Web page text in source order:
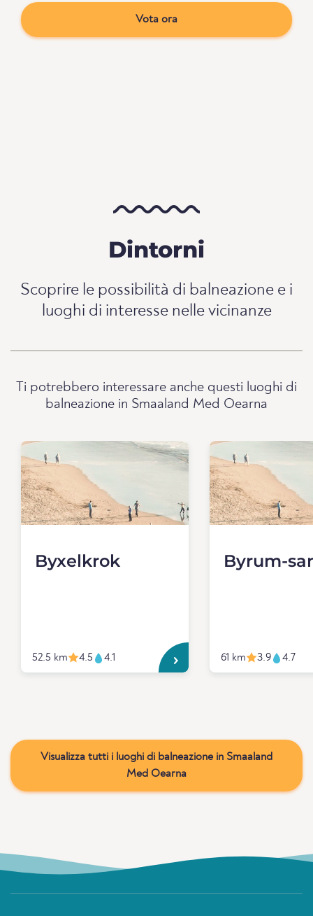
Vota ora
Dintorni
Scoprire le possibilità di balneazione e i
luoghi di interesse nelle vicinanze
Ti potrebbero interessare anche questi luoghi di
balneazione in Smaaland Med Oearna
Byxelkrok
52.5 km 4.5 4.1
Byrum-
61 km 3.9 4.7
Visualizza tutti i luoghi di balneazione in Smaaland
Med Oearna